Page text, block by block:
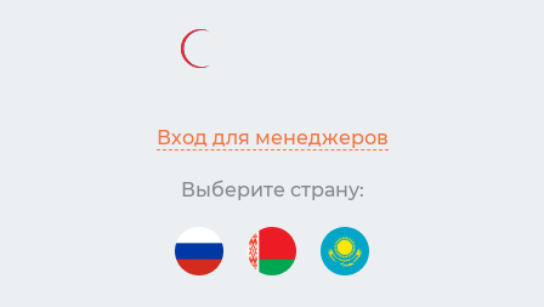
Вход для менеджеров
Выберите страну: